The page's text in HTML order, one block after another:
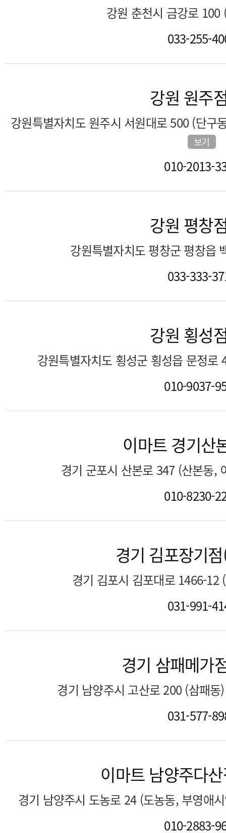
강원 춘천시 금강로
033-255-
강원 원
강원특별자치도 원주시 서원대로 500 (단
보기
010-2013-
강원 평
강원특별자치도 평창군 평창읍
033-333-
강원 횡
강원특별자치도 횡성군 횡성읍 문정
010-9037-
이마트 경기
경기 군포시 산본로 347 (산본동
010-8230-
경기 김포장기
경기 김포시 김포대로 1466-
031-991-
경기 삼패메
경기 남양주시 고산로 200 (삼패
031-577-
이마트 남양주다
경기 남양주시 도농로 24 (도농동, 부영애
010-2883-